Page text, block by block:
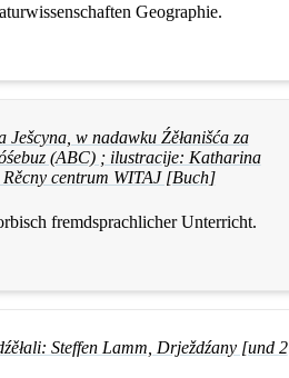
Geographie.
w nadawku Źěłanišća za
(ABC) ; ilustracije: Katharina
centrum WITAJ [Buch]
fremdsprachlicher Unterricht.
Steffen Lamm, Drježdźany [und 2